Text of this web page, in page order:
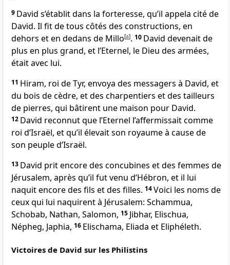
9 David s’établit dans la forteresse, qu’il appela cité de
David. Il fit de tous côtés des constructions, en
dehors et en dedans de Millo[a]. 10 David devenait de
plus en plus grand, et l’Eternel, le Dieu des armées,
était avec lui.
11 Hiram, roi de Tyr, envoya des messagers à David, et
du bois de cèdre, et des charpentiers et des tailleurs
de pierres, qui bâtirent une maison pour David.
12 David reconnut que l’Eternel l’affermissait comme
roi d’Israël, et qu’il élevait son royaume à cause de
son peuple d’Israël.
13 David prit encore des concubines et des femmes de
Jérusalem, après qu’il fut venu d’Hébron, et il lui
naquit encore des fils et des filles. 14Voici les noms de
ceux qui lui naquirent à Jérusalem: Schammua,
Schobab, Nathan, Salomon, 15 Jibhar, Elischua,
Népheg, Japhia, 16 Elischama, Eliada et Eliphéleth.
Victoires de David sur les Philistins